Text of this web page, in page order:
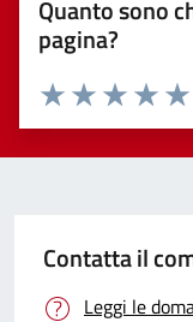
Quanto sono
pagina?
Valuta
Valuta 3
Valuta 2 stelle
Valuta 1 stelle su 5
Contatta il
Leggi le